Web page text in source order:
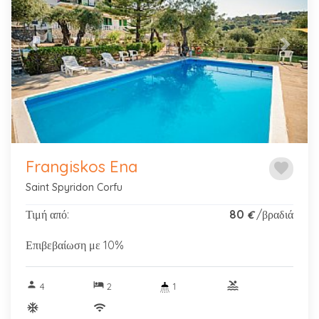
Previous Next
favorite
Frangiskos Ena
Saint Spyridon Corfu
Τιμή από: 80 €/βραδιά
Επιβεβαίωση με 10%
person 4 hotel2 1
pool
ac_unitif
wifi